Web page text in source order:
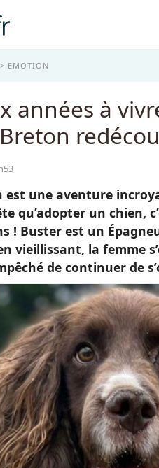
EMOTION
années à
une aventure
qu’adopter un chien,
! Buster est un
vieillissant, la femme
de continuer de